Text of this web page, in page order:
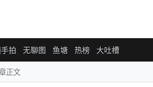
拍 无聊图 鱼塘 热榜 大吐槽
正文